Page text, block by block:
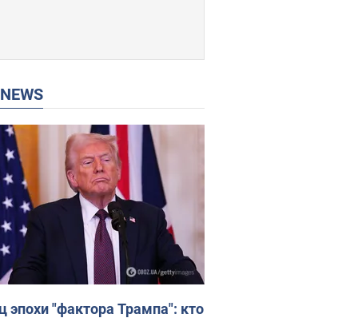
NEWS
эпохи "фактора Трампа": кто